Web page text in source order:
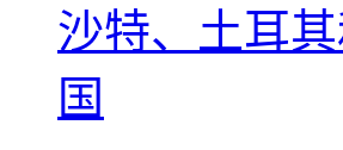
沙特、土耳
国